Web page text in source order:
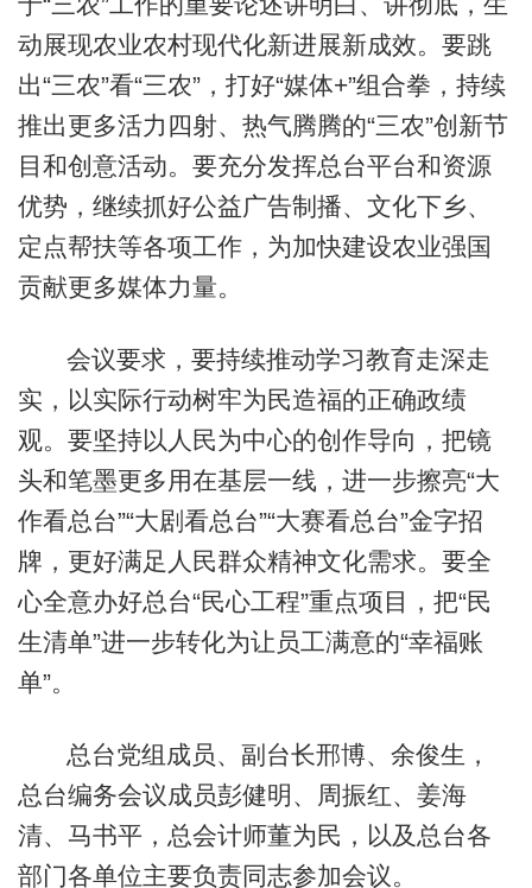
动展现农业农村现代化新进展新成效。要跳
出“三农”看“三农”，打好“媒体+”组合拳，持续
推出更多活力四射、热气腾腾的“三农”创新节
目和创意活动。要充分发挥总台平台和资源
优势，继续抓好公益广告制播、文化下乡、
定点帮扶等各项工作，为加快建设农业强国
贡献更多媒体力量。
会议要求，要持续推动学习教育走深走
实，以实际行动树牢为民造福的正确政绩
观。要坚持以人民为中心的创作导向，把镜
头和笔墨更多用在基层一线，进一步擦亮“大
作看总台”“大剧看总台”“大赛看总台”金字招
牌，更好满足人民群众精神文化需求。要全
心全意办好总台“民心工程”重点项目，把“民
生清单”进一步转化为让员工满意的“幸福账
单”。
总台党组成员、副台长邢博、余俊生，
总台编务会议成员彭健明、周振红、姜海
清、马书平，总会计师董为民，以及总台各
部门各单位主要负责同志参加会议。